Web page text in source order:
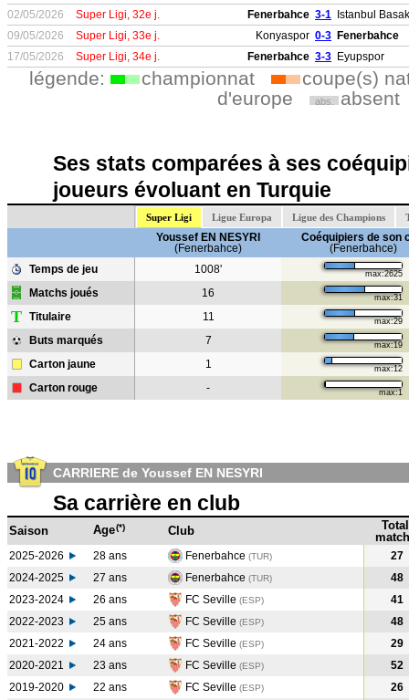
02/05/2026 Super Ligi, 32e j. Fenerbahce 3-1
Istanbul
09/05/2026
Super Ligi, 33e j. Konyaspor 0-3 Fenerbahce
17/05/2026
Super Ligi, 34e j. Fenerbahce 3-3 Eyupspor
légende: championnat
coupe(s)
d'europe
abs. absent
Ses stats comparées à ses
joueurs évoluant en Turquie
Super Ligi Ligue Europa Ligue des Champions
Youssef EN NESYRI
(Fenerbahce)
Coéquipiers de son
(Fenerbahce)
Temps de jeu
1008' max:2625
Matchs joués 16 max:31
T Titulaire 11 max:29
Buts marqués 7 max:19
Carton jaune 1 max:12
Carton rouge - max:1
CARRIERE de Youssef EN NESYRI
Sa carrière en club
Saison Age(*) Club
Total
2025-2026 28 ans Fenerbahce (TUR)
27
2024-2025
27 ans Fenerbahce (TUR)
48
2023-2024
26 ans FC Seville (ESP)
41
2022-2023
25 ans FC Seville (ESP)
48
2021-2022
24 ans FC Seville (ESP)
29
2020-2021
23 ans FC Seville (ESP)
52
2019-2020
22 ans FC Seville (ESP)
26